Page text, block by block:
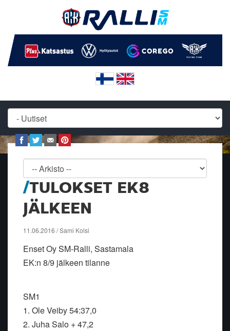
TULOKSET EK8
JÄLKEEN
11.06.2016 / Sami Kolsi
Enset Oy SM-Ralli, Sastamala
EK:n 8/9 jälkeen tilanne
SM1
1. Ole Veiby 54:37,0
2. Juha Salo + 47,2